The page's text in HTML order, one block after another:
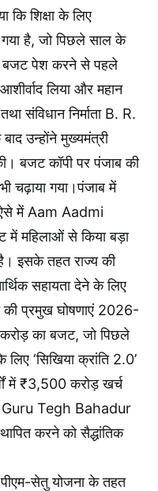
कि शिक्षा के लिए
है, जो पिछले साल के
पेश करने से पहले
लिया और महान
संविधान निर्माता B. R.
उन्होंने मुख्यमंत्री
बजट कॉपी पर पंजाब की
चढ़ाया गया।पंजाब में
ऐसे में Aam Aadmi
महिलाओं से किया बड़ा
है। इसके तहत राज्य की
सहायता देने के लिए
की प्रमुख घोषणाएं 2026-
का बजट, जो पिछले
‘सिखिया क्रांति 2.0’
में ₹3,500 करोड़ खर्च
Tegh Bahadur
करने को सैद्धांतिक
पीएम-सेतु योजना के तहत